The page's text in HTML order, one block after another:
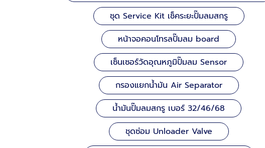
ชุด Service Kit เช็คระยะปั๊มลมสกรู
หน้าจอคอนโทรลปั๊มลม board
เซ็นเซอร์วัดอุณหภูมิปั๊มลม Sensor
กรองแยกน้ำมัน Air Separator
น้ำมันปั๊มลมสกรู เบอร์ 32/46/68
ชุดซ่อม Unloader Valve